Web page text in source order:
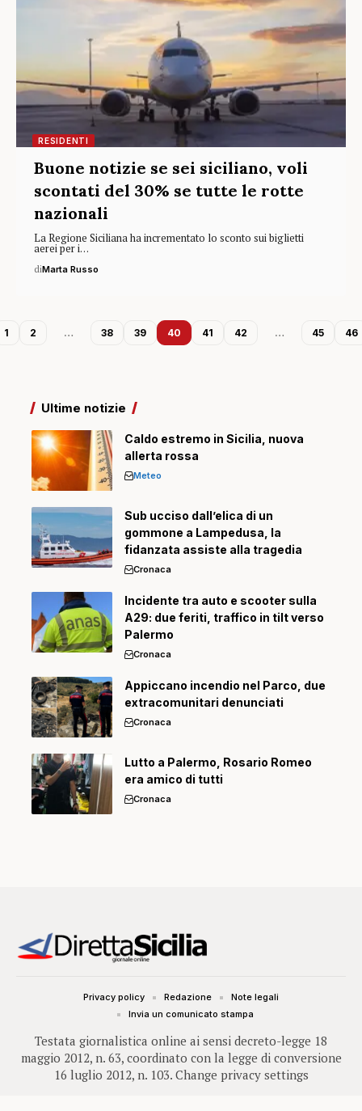
RESIDENTI
Buone notizie se sei siciliano, voli
scontati del 30% se tutte le rotte
nazionali
La Regione Siciliana ha incrementato lo sconto sui biglietti
aerei per i…
diMarta Russo
1 2 … 38 39 40 41 42 … 45 46
Ultime notizie
Caldo estremo in Sicilia, nuova
allerta rossa
Meteo
Sub ucciso dall’elica di un
gommone a Lampedusa, la
fidanzata assiste alla tragedia
Cronaca
Incidente tra auto e scooter sulla
A29: due feriti, traffico in tilt verso
Palermo
Cronaca
Appiccano incendio nel Parco, due
extracomunitari denunciati
Cronaca
Lutto a Palermo, Rosario Romeo
era amico di tutti
Cronaca
Testata giornalistica online ai sensi decreto-legge 18
maggio 2012, n. 63, coordinato con la legge di conversione
16 luglio 2012, n. 103. Change privacy settings
Privacy policy Redazione
Note legali
Invia un comunicato stampa